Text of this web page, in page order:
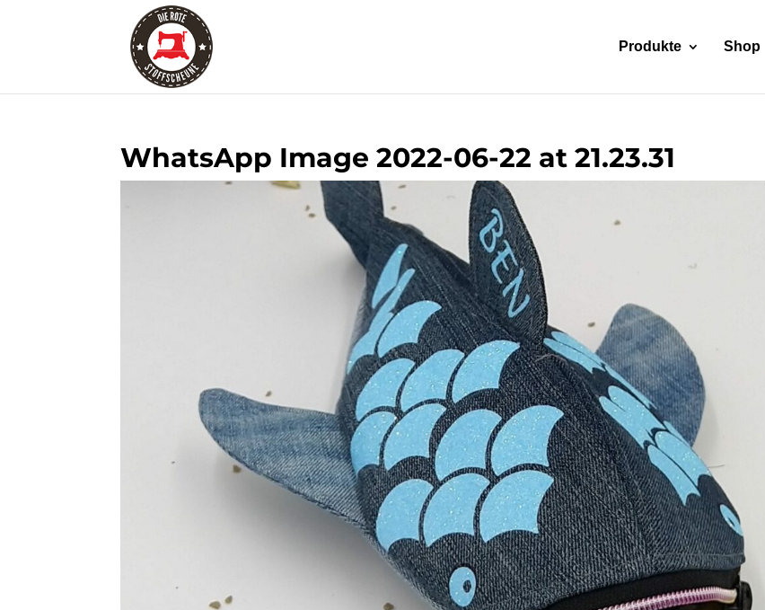
Produkte Shop
WhatsApp Image 2022-06-22 at 21.23.31